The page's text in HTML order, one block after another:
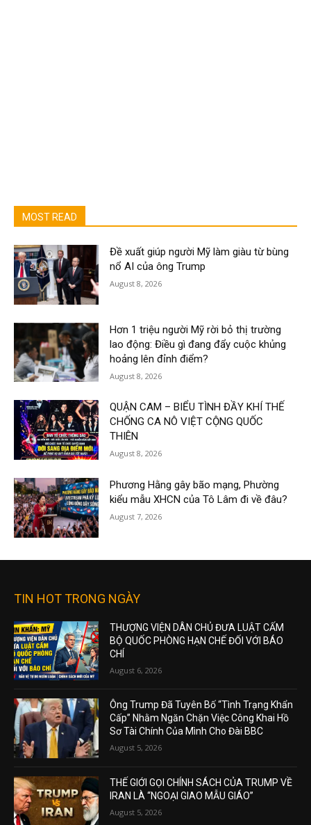
MOST READ
Đề xuất giúp người Mỹ làm giàu từ bùng
nổ AI của ông Trump
August 8, 2026
Hơn 1 triệu người Mỹ rời bỏ thị trường
lao động: Điều gì đang đẩy cuộc khủng
hoảng lên đỉnh điểm?
August 8, 2026
QUẬN CAM – BIỂU TÌNH ĐẦY KHÍ THẾ
CHỐNG CA NÔ VIỆT CỘNG QUỐC
THIÊN
August 8, 2026
Phương Hằng gây bão mạng, Phường
kiểu mẫu XHCN của Tô Lâm đi về đâu?
August 7, 2026
TIN HOT TRONG NGÀY
THƯỢNG VIỆN DÂN CHỦ ĐƯA LUẬT CẤM
BỘ QUỐC PHÒNG HẠN CHẾ ĐỐI VỚI BÁO
CHÍ
August 6, 2026
Ông Trump Đã Tuyên Bố “Tình Trạng Khẩn
Cấp” Nhằm Ngăn Chặn Việc Công Khai Hồ
Sơ Tài Chính Của Mình Cho Đài BBC
August 5, 2026
THẾ GIỚI GỌI CHÍNH SÁCH CỦA TRUMP VỀ
IRAN LÀ “NGOẠI GIAO MẪU GIÁO”
August 5, 2026